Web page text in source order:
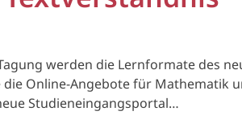
werden die Lernformate des
die Online-Angebote für Mathematik
Studieneingangsportal…